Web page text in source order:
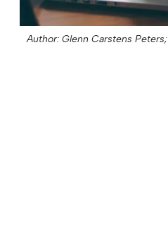
Author: Glenn Carstens Peters;